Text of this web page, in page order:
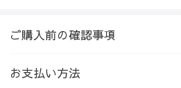
ご購入前の確認事項
お支払い方法